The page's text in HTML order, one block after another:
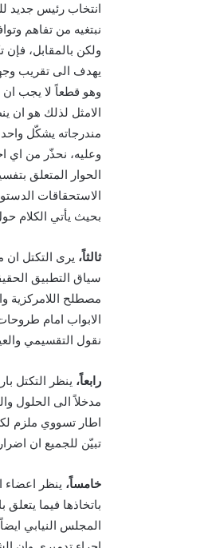
انتخاب رئيس جديد
نبتغيه من تفاهم
ولكن بالمقابل،
يهدف الى تقريب
وهو قطعاً لا يجب ان
الامثل لذلك هو ان
مندرجاته يشكّل
وعليه، نحذّر من اي
الحوار المتعلق
الاستحقاقات
بحيث يأتي الكلام
ثالثاً، يرى التكتل ان
سياق التطبيق
مصطلح اللامركزية
الابواب امام
نقول التقسيمي
رابعاً، ينظر التكتل
مدخلاً الى الحلول
اطار تسووي ملزم
تبيّن للجميع ان
خامساً، ينظر اعضاء
باتخاذها فيما
المجلس النيابي